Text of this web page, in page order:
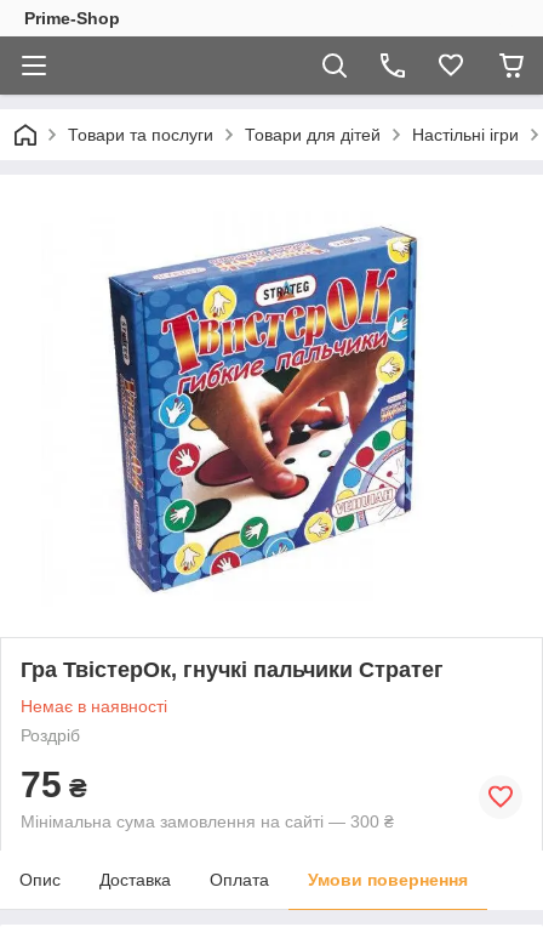
Prime-Shop
Товари та послуги Товари для дітей Настільні ігри
Гра ТвістерОк, гнучкі пальчики Стратег
Немає в наявності
Роздріб
75 ₴
Мінімальна сума замовлення на сайті — 300 ₴
Опис Доставка Оплата Умови повернення